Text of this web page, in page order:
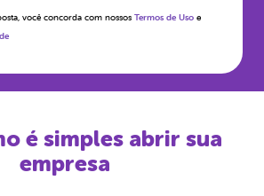
você concorda com nossos Termos de Uso e
é simples abrir sua
empresa